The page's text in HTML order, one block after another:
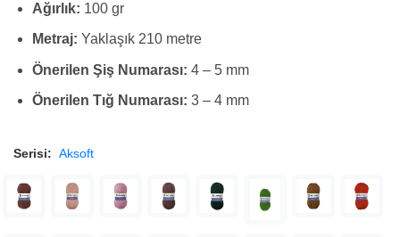
Ağırlık: 100 gr
Metraj: Yaklaşık 210 metre
Önerilen Şiş Numarası: 4 – 5 mm
Önerilen Tığ Numarası: 3 – 4 mm
Serisi: Aksoft